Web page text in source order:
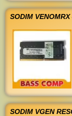
SODIM
SODIM VGEN